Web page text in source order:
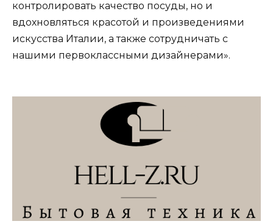
контролировать качество посуды, но и
вдохновляться красотой и произведениями
искусства Италии, а также сотрудничать с
нашими первоклассными дизайнерами».